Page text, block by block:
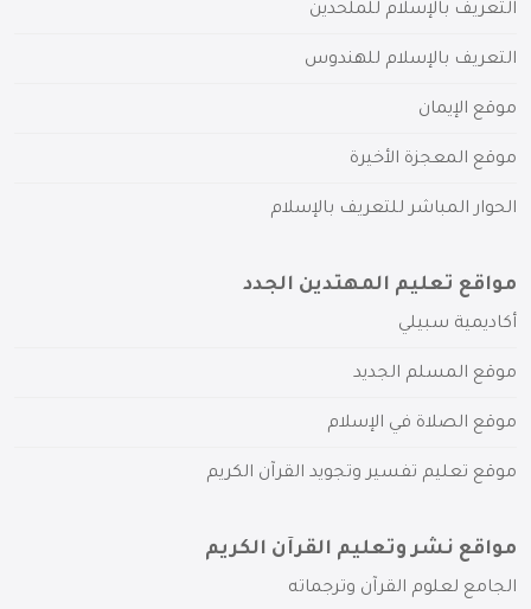
التعريف بالإسلام للملحدين
التعريف بالإسلام للهندوس
موقع الإيمان
موقع المعجزة الأخيرة
الحوار المباشر للتعريف بالإسلام
مواقع تعليم المهتدين الجدد
أكاديمية سبيلي
موقع المسلم الجديد
موقع الصلاة في الإسلام
موقع تعليم تفسير وتجويد القرآن الكريم
مواقع نشر وتعليم القرآن الكريم
الجامع لعلوم القرآن وترجماته